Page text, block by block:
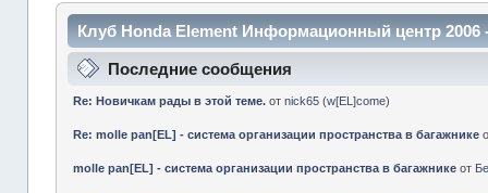
Клуб Honda Element Информационный центр
Последние сообщения
Re: Новичкам рады в этой теме. отnick65 (w[EL]come)
Re: molle pan[EL] - система организации пространства в багажнике
molle pan[EL] - система организации пространства в багажнике от